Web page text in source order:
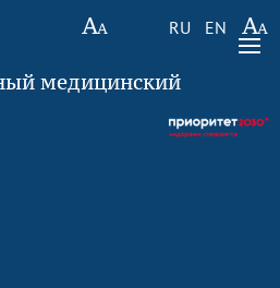
RU EN
медицинский